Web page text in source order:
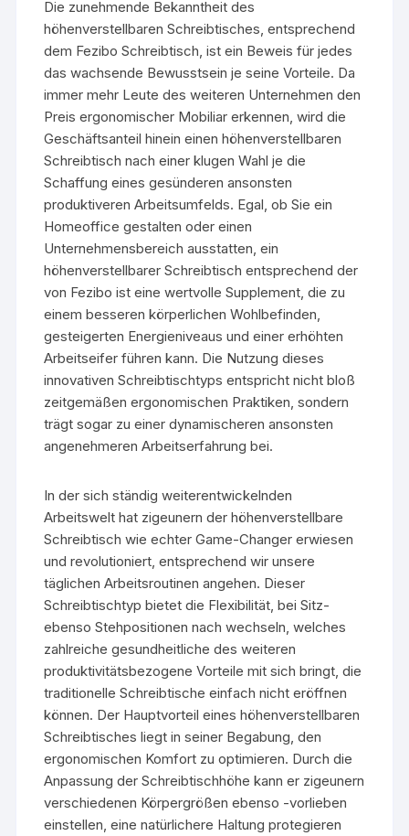
Die zunehmende Bekanntheit des
höhenverstellbaren Schreibtisches, entsprechend
dem Fezibo Schreibtisch, ist ein Beweis für jedes
das wachsende Bewusstsein je seine Vorteile. Da
immer mehr Leute des weiteren Unternehmen den
Preis ergonomischer Mobiliar erkennen, wird die
Geschäftsanteil hinein einen höhenverstellbaren
Schreibtisch nach einer klugen Wahl je die
Schaffung eines gesünderen ansonsten
produktiveren Arbeitsumfelds. Egal, ob Sie ein
Homeoffice gestalten oder einen
Unternehmensbereich ausstatten, ein
höhenverstellbarer Schreibtisch entsprechend der
von Fezibo ist eine wertvolle Supplement, die zu
einem besseren körperlichen Wohlbefinden,
gesteigerten Energieniveaus und einer erhöhten
Arbeitseifer führen kann. Die Nutzung dieses
innovativen Schreibtischtyps entspricht nicht bloß
zeitgemäßen ergonomischen Praktiken, sondern
trägt sogar zu einer dynamischeren ansonsten
angenehmeren Arbeitserfahrung bei.
In der sich ständig weiterentwickelnden
Arbeitswelt hat zigeunern der höhenverstellbare
Schreibtisch wie echter Game-Changer erwiesen
und revolutioniert, entsprechend wir unsere
täglichen Arbeitsroutinen angehen. Dieser
Schreibtischtyp bietet die Flexibilität, bei Sitz-
ebenso Stehpositionen nach wechseln, welches
zahlreiche gesundheitliche des weiteren
produktivitätsbezogene Vorteile mit sich bringt, die
traditionelle Schreibtische einfach nicht eröffnen
können. Der Hauptvorteil eines höhenverstellbaren
Schreibtisches liegt in seiner Begabung, den
ergonomischen Komfort zu optimieren. Durch die
Anpassung der Schreibtischhöhe kann er zigeunern
verschiedenen Körpergrößen ebenso -vorlieben
einstellen, eine natürlichere Haltung protegieren